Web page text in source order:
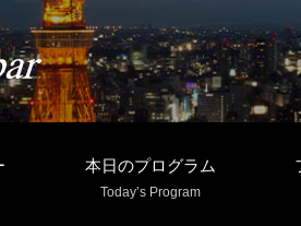
本日のプログラム
Today’s Program